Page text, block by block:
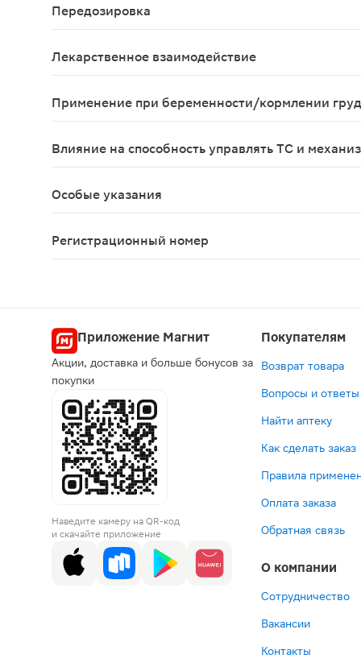
Передозировка
Лекарственное взаимодействие
Применение при беременности/кормлении
Влияние на способность управлять ТС и
Особые указания
Регистрационный номер
Приложение Магнит
Акции, доставка и больше бонусов за
покупки
Наведите камеру на QR-код
и скачайте приложение
Покупателям
Возврат товара
Вопросы и ответы
Найти аптеку
Как сделать заказ
Правила
Оплата заказа
Обратная связь
О компании
Сотрудничество
Вакансии
Контакты